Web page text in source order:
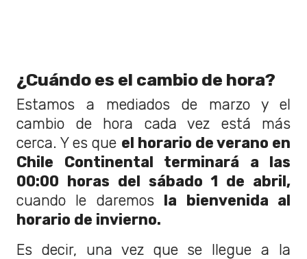
¿Cuándo es el cambio de hora?
Estamos a mediados de marzo y el
cambio de hora cada vez está más
cerca. Y es que el horario de verano en
Chile Continental terminará a las
00:00 horas del sábado 1 de abril,
cuando le daremos la bienvenida al
horario de invierno.
Es decir, una vez que se llegue a la